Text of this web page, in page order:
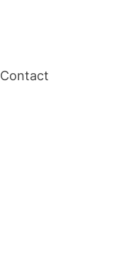
Contact